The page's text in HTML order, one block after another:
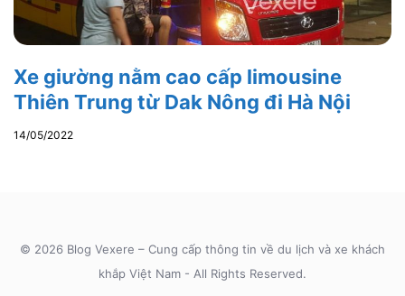
Xe giường nằm cao cấp limousine
Thiên Trung từ Dak Nông đi Hà Nội
14/05/2022
© 2026 Blog Vexere – Cung cấp thông tin về du lịch và xe khách
khắp Việt Nam - All Rights Reserved.